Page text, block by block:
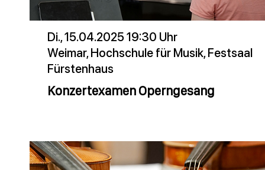
Di., 15.04.2025 19:30 Uhr
Weimar, Hochschule für Musik, Festsaal
Fürstenhaus
Konzertexamen Operngesang